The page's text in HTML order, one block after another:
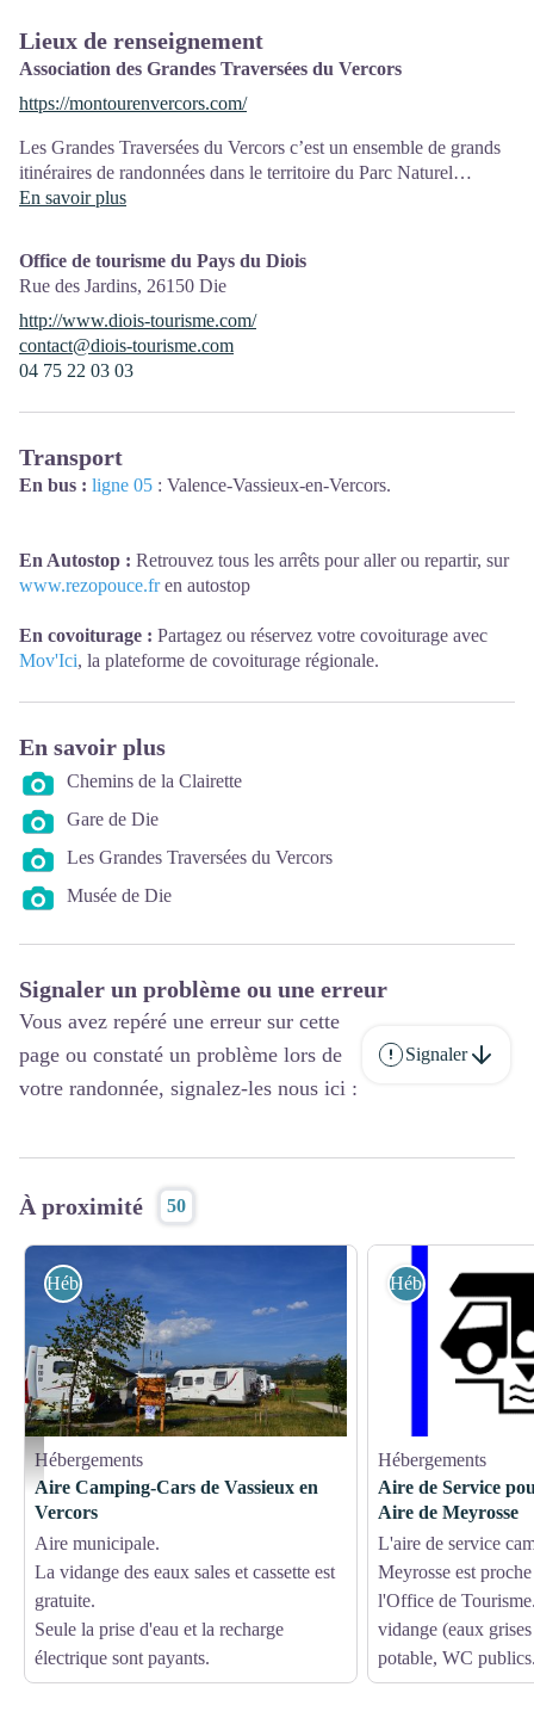
Lieux de renseignement
Association des Grandes Traversées du Vercors
https://montourenvercors.com/
Les Grandes Traversées du Vercors c’est un ensemble de grands
itinéraires de randonnées dans le territoire du Parc Naturel
Régional du Vercors :
itinérance à pied, à VTT, en vélo électrique, à cheval… il y’en a
pour tous les goûts !
En savoir plus
Office de tourisme du Pays du Diois
Rue des Jardins, 26150 Die
http://www.diois-tourisme.com/
contact@diois-tourisme.com
04 75 22 03 03
Transport
En bus : ligne 05 : Valence-Vassieux-en-Vercors.
En Autostop : Retrouvez tous les arrêts pour aller ou repartir, sur
www.rezopouce.fren autostop
En covoiturage : Partagez ou réservez votre covoiturage avec
Mov'Ici, la plateforme de covoiturage régionale.
En savoir plus
Chemins de la Clairette
Gare de Die
Les Grandes Traversées du Vercors
Musée de Die
Signaler un problème ou une erreur
Vous avez repéré une erreur sur cette
page ou constaté un problème lors de
votre randonnée, signalez-les nous ici :
Signaler
À proximité 50
Aire camping cars Vassieux - Carole Achard
Hébergements
Hébergements
Aire Camping-Cars de Vassieux en
Vercors
Aire municipale.
La vidange des eaux sales et cassette est
gratuite.
Seule la prise d'eau et la recharge
électrique sont payants.
Hébergements
Hébergements
Aire de Service
Aire de Meyrosse
L'aire de service
Meyrosse est
l'Office de
vidange (eaux
potable, WC